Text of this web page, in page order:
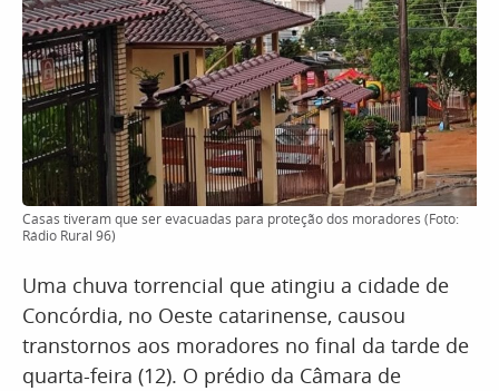
Casas tiveram que ser evacuadas para proteção dos moradores (Foto:
Rádio Rural 96)
Uma chuva torrencial que atingiu a cidade de
Concórdia, no Oeste catarinense, causou
transtornos aos moradores no final da tarde de
quarta-feira (12). O prédio da Câmara de